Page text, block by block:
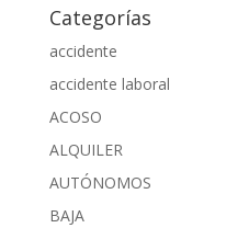
Categorías
accidente
accidente laboral
ACOSO
ALQUILER
AUTÓNOMOS
BAJA